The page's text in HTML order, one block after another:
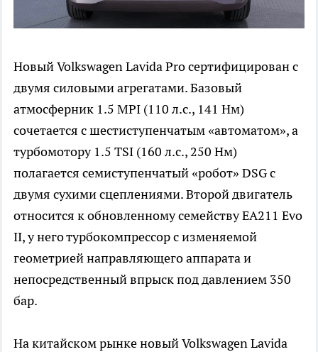
Новый Volkswagen Lavida Pro сертифицирован с
двумя силовыми агрегатами. Базовый
атмосферник 1.5 MPI (110 л.с., 141 Нм)
сочетается с шестиступенчатым «автоматом», а
турбомотору 1.5 TSI (160 л.с., 250 Нм)
полагается семиступенчатый «робот» DSG с
двумя сухими сцеплениями. Второй двигатель
относится к обновленному семейству EA211 Evo
II, у него турбокомпрессор с изменяемой
геометрией направляющего аппарата и
непосредственный впрыск под давлением 350
бар.
На китайском рынке новый Volkswagen Lavida